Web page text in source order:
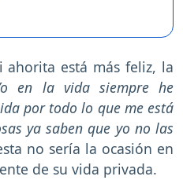
ahorita está más feliz, la
en la vida siempre he
por todo lo que me está
ya saben que yo no las
no sería la ocasión en
de su vida privada.